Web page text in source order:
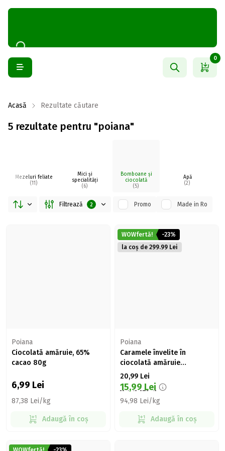
0
Acasă Rezultate căutare
5 rezultate pentru "poiana"
Mezeluri feliate
(11)
Mici și
specialități
(6)
Bomboane și
ciocolată
(5)
Apă
(2)
Filtrează 2 Promo Made in Ro
Poiana
Ciocolată amăruie, 65%
cacao 80g
6,99 Lei
87,38 Lei/kg
Adaugă în coș
WOWfertă!
-23%
la coș de 299.99 Lei
Poiana
Caramele învelite în
ciocolată amăruie
Chokotoff 221g
20,99 Lei
15,99 Lei
94,98 Lei/kg
Adaugă în coș